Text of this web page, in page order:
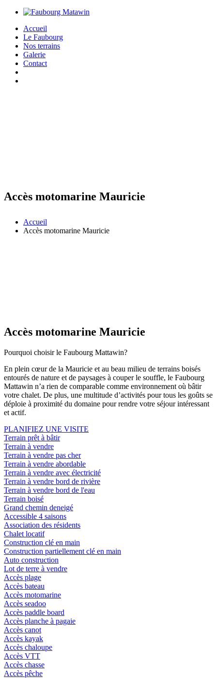
Accueil
Le Faubourg
Nos terrains
Galerie
Contact
Accès motomarine Mauricie
Accueil
Accès motomarine Mauricie
Accès motomarine Mauricie
Pourquoi choisir le Faubourg Mattawin?
En plein cœur de la Mauricie et au beau milieu de terrains boisés
entourés de nature et de paysages à couper le souffle, le Faubourg
Mattawin n’a rien de comparable comme environnement où bâtir
votre chalet. De plus, une multitude d’activités pour tous les goûts se
déploie à proximité du domaine pour rendre votre séjour intéressant
et actif.
PLANIFIEZ UNE VISITE
Terrain prêt à bâtir
Terrain à vendre
Terrain à vendre pas cher
Terrain à vendre abordable
Terrain à vendre avec électricité
Terrain à vendre bord de rivière
Terrain à vendre bord de l'eau
Terrain boisé
Grand chemin deneigé
Accessible 4 saisons
Association des résidents
Chalet locatif
Construction clé en main
Construction partiellement clé en main
Auto construction
Lot de terre à vendre
Accès plage
Accès bateau
Accès motomarine
Accès seadoo
Accès paddle board
Accès planche à pagaie
Accès canot
Accès kayak
Accès chaloupe
Accès VTT
Accès chasse
Accès pêche